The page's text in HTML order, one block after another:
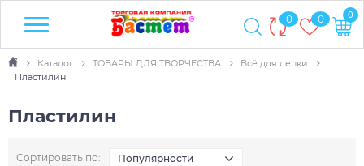
0 0 0
Каталог ТОВАРЫ ДЛЯ ТВОРЧЕСТВА
Всё для лепки
Пластилин
Пластилин
Сортировать по: Популярности